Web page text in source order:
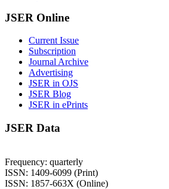
JSER Online
Current Issue
Subscription
Journal Archive
Advertising
JSER in OJS
JSER Blog
JSER in ePrints
JSER Data
Frequency: quarterly
ISSN: 1409-6099 (Print)
ISSN: 1857-663X (Online)